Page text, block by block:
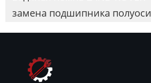
замена подшипника полуоси